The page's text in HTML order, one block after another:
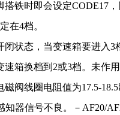
铁时即会设定CODE17
定在4档。
状态，当变速箱要进入3
变速箱换档到2或3档。未作
电磁阀线圈电阻值为17.5-
器信号不良。－AF20/